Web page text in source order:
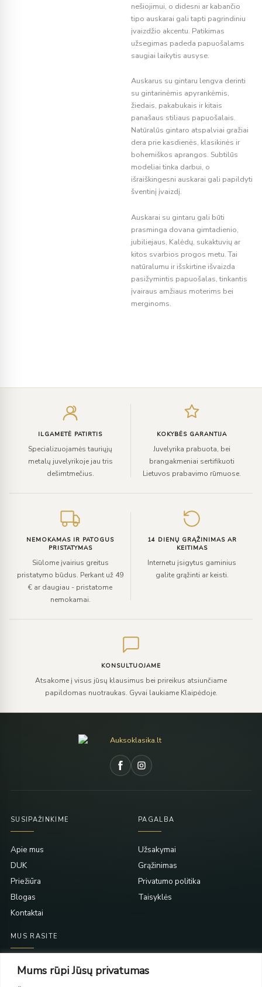
Mums rūpi Jūsų privatumas
nešiojimui, o didesni ar kabančio
tipo auskarai gali tapti pagrindiniu
įvaizdžio akcentu. Patikimas
užsegimas padeda papuošalams
saugiai laikytis ausyse.
Auskarus su gintaru lengva derinti
su gintarinėmis apyrankėmis,
žiedais, pakabukais ir kitais
panašaus stiliaus papuošalais.
Natūralūs gintaro atspalviai gražiai
dera prie kasdienės, klasikinės ir
bohemiškos aprangos. Subtilūs
modeliai tinka darbui, o
išraiškingesni auskarai gali papildyti
šventinį įvaizdį.
Auskarai su gintaru gali būti
prasminga dovana gimtadienio,
jubiliejaus, Kalėdų, sukaktuvių ar
kitos svarbios progos metu. Tai
natūralumu ir išskirtine išvaizda
pasižymintis papuošalas, tinkantis
įvairaus amžiaus moterims bei
merginoms.
ILGAMETĖ PATIRTIS
Specializuojamės tauriųjų
metalų juvelyrikoje jau tris
dešimtmečius.
KOKYBĖS GARANTIJA
Juvelyrika prabuota, bei
brangakmeniai sertifikuoti
Lietuvos prabavimo rūmuose.
NEMOKAMAS IR PATOGUS
PRISTATYMAS
Siūlome įvairius greitus
pristatymo būdus. Perkant už 49
€ ar daugiau - pristatome
nemokamai.
14 DIENŲ GRĄŽINIMAS AR
KEITIMAS
Internetu įsigytus gaminius
galite grąžinti ar keisti.
KONSULTUOJAME
Atsakome į visus jūsų klausimus bei prireikus atsiunčiame
papildomas nuotraukas. Gyvai laukiame Klaipėdoje.
SUSIPAŽINKIME
Apie mus
DUK
Priežiūra
Blogas
Kontaktai
PAGALBA
Užsakymai
Grąžinimas
Privatumo politika
Taisyklės
MUS RASITE
Taikos pr. 139
PC Molas, Klaipėda